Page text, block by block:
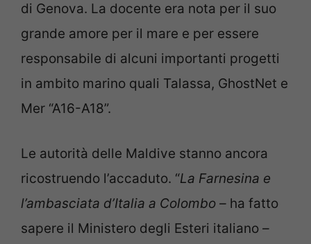
di Genova. La docente era nota per il suo
grande amore per il mare e per essere
responsabile di alcuni importanti progetti
in ambito marino quali Talassa, GhostNet e
Mer “A16-A18”.
Le autorità delle Maldive stanno ancora
ricostruendo l’accaduto. “La Farnesina e
l’ambasciata d’Italia a Colombo – ha fatto
sapere il Ministero degli Esteri italiano –